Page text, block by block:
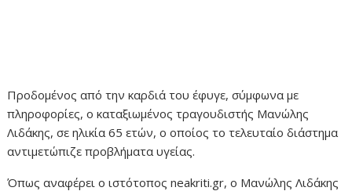
Προδομένος από την καρδιά του έφυγε, σύμφωνα με
πληροφορίες, ο καταξιωμένος τραγουδιστής Μανώλης
Λιδάκης, σε ηλικία 65 ετών, ο οποίος το τελευταίο διάστημα
αντιμετώπιζε προβλήματα υγείας.
Όπως αναφέρει ο ιστότοπος neakriti.gr, ο Μανώλης Λιδάκης